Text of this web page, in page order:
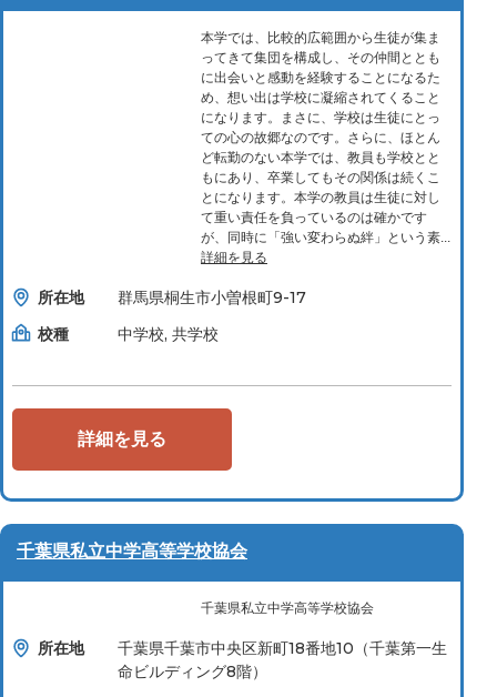
本学では、比較的広範囲から生徒が集ま
ってきて集団を構成し、その仲間ととも
に出会いと感動を経験することになるた
め、想い出は学校に凝縮されてくること
になります。まさに、学校は生徒にとっ
ての心の故郷なのです。さらに、ほとん
ど転勤のない本学では、教員も学校とと
もにあり、卒業してもその関係は続くこ
とになります。本学の教員は生徒に対し
て重い責任を負っているのは確かです
が、同時に「強い変わらぬ絆」という素...
詳細を見る
所在地
群馬県桐生市小曽根町9-17
校種
中学校, 共学校
詳細を見る
千葉県私立中学高等学校協会
千葉県私立中学高等学校協会
所在地
千葉県千葉市中央区新町18番地10（千葉第一生
命ビルディング8階）